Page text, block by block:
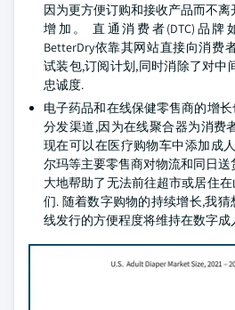
因为更方便订购和接收产品而不
增加。 直通消费者(DTC)品牌如
BetterDry依靠其网站直接向消费
试装包,订阅计划,同时消除了对中
忠诚度.
电子药品和在线保健零售商的增
分发渠道,因为在线聚合器为消费
现在可以在医疗购物车中添加成
尔玛等主要零售商对物流和同日
大地帮助了无法前往超市或居住
们. 随着数字购物的持续增长,我
线发行的方便程度将维持在数字成